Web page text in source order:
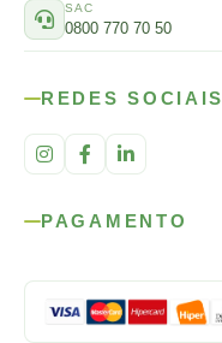
SAC
0800 770 70 50
REDES SOCIAIS
PAGAMENTO